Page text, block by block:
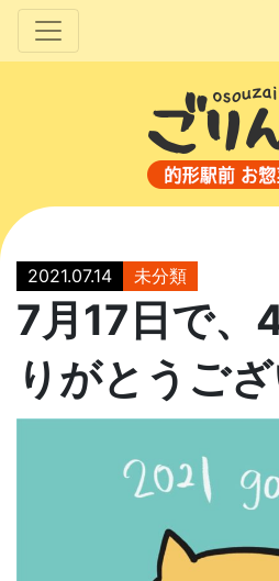
2021.07.14 未分類
7月17日で
りがとうござ